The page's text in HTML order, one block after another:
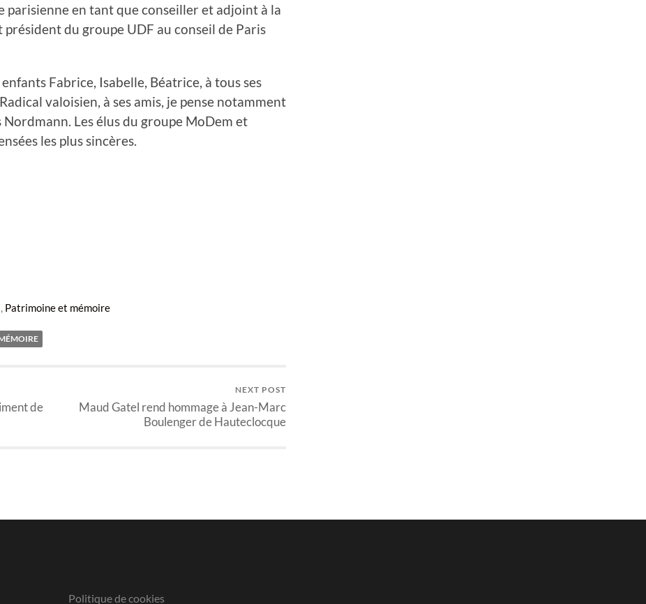
parisienne en tant que conseiller et adjoint à la
du groupe UDF au conseil de Paris
Fabrice, Isabelle, Béatrice, à tous ses
valoisien, à ses amis, je pense notamment
Les élus du groupe MoDem et
les plus sincères.
, Patrimoine et mémoire
de
NEXT POST
Maud Gatel rend hommage à Jean-Marc
Boulenger de Hauteclocque
Politique de cookies